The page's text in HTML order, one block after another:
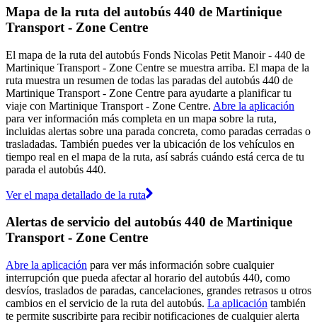
Mapa de la ruta del autobús 440 de Martinique
Transport - Zone Centre
El mapa de la ruta del autobús Fonds Nicolas Petit Manoir - 440 de
Martinique Transport - Zone Centre se muestra arriba. El mapa de la
ruta muestra un resumen de todas las paradas del autobús 440 de
Martinique Transport - Zone Centre para ayudarte a planificar tu
viaje con Martinique Transport - Zone Centre. Abre la aplicación
para ver información más completa en un mapa sobre la ruta,
incluidas alertas sobre una parada concreta, como paradas cerradas o
trasladadas. También puedes ver la ubicación de los vehículos en
tiempo real en el mapa de la ruta, así sabrás cuándo está cerca de tu
parada el autobús 440.
Ver el mapa detallado de la ruta
Alertas de servicio del autobús 440 de Martinique
Transport - Zone Centre
Abre la aplicación para ver más información sobre cualquier
interrupción que pueda afectar al horario del autobús 440, como
desvíos, traslados de paradas, cancelaciones, grandes retrasos u otros
cambios en el servicio de la ruta del autobús. La aplicación también
te permite suscribirte para recibir notificaciones de cualquier alerta